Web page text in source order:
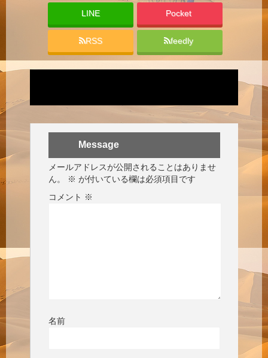
LINE Pocket
RSS feedly
Message
メールアドレスが公開されることはありませ
ん。
※ が付いている欄は必須項目です
コメント ※
名前